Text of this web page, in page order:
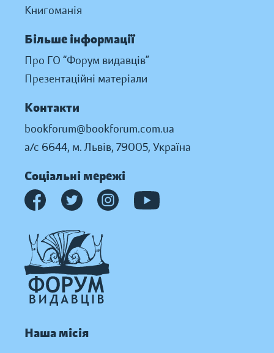
Книгоманія
Більше інформації
Про ГО “Форум видавців”
Презентаційні матеріали
Контакти
bookforum@bookforum.com.ua
а/с 6644, м. Львів, 79005, Україна
Соціальні мережі
Наша місія